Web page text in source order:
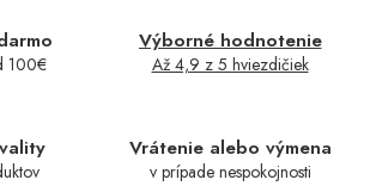
100€
Výborné hodnotenie
Až 4,9 z 5 hviezdičiek
Vrátenie alebo výmena
v prípade nespokojnosti